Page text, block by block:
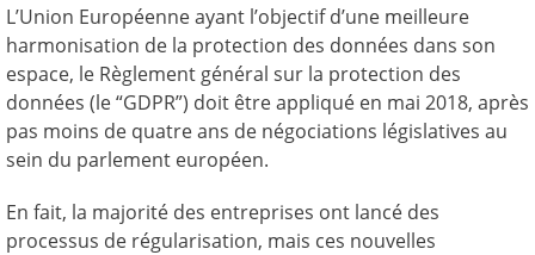
L’Union Européenne ayant l’objectif d’une meilleure
harmonisation de la protection des données dans son
espace, le Règlement général sur la protection des
données (le “GDPR”) doit être appliqué en mai 2018, après
pas moins de quatre ans de négociations législatives au
sein du parlement européen.
En fait, la majorité des entreprises ont lancé des
processus de régularisation, mais ces nouvelles